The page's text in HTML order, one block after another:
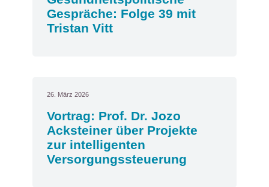
Gespräche: Folge 39 mit
Tristan Vitt
26. März 2026
Vortrag: Prof. Dr. Jozo
Acksteiner über Projekte
zur intelligenten
Versorgungssteuerung